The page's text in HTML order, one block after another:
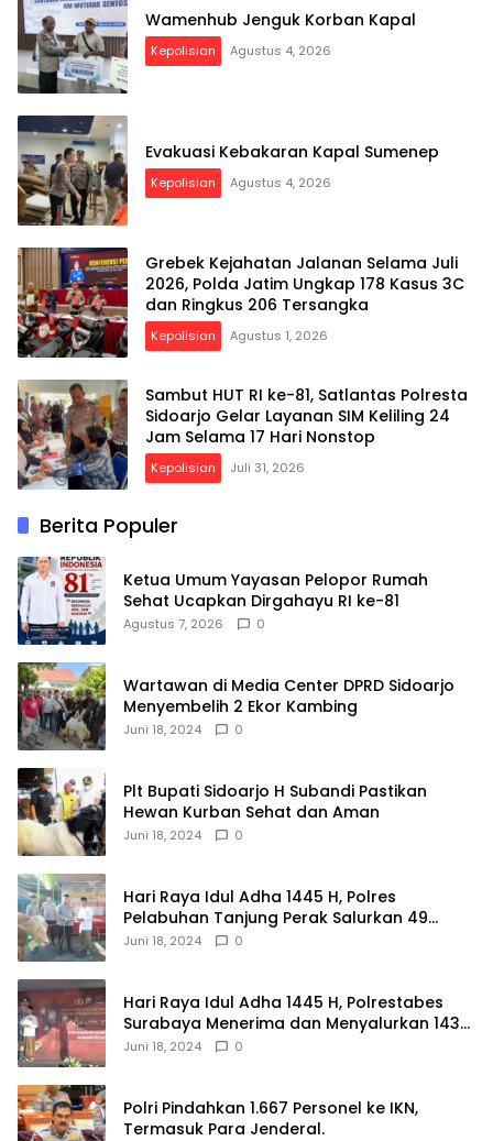
Wamenhub Jenguk Korban Kapal
Kepolisian Agustus 4, 2026
Evakuasi Kebakaran Kapal Sumenep
Kepolisian Agustus 4, 2026
Grebek Kejahatan Jalanan Selama Juli
2026, Polda Jatim Ungkap 178 Kasus 3C
dan Ringkus 206 Tersangka
Kepolisian Agustus 1, 2026
Sambut HUT RI ke-81, Satlantas Polresta
Sidoarjo Gelar Layanan SIM Keliling 24
Jam Selama 17 Hari Nonstop
Kepolisian Juli 31, 2026
Berita Populer
Ketua Umum Yayasan Pelopor Rumah
Sehat Ucapkan Dirgahayu RI ke-81
Agustus 7, 2026 0
Wartawan di Media Center DPRD Sidoarjo
Menyembelih 2 Ekor Kambing
Juni 18, 2024 0
Plt Bupati Sidoarjo H Subandi Pastikan
Hewan Kurban Sehat dan Aman
Juni 18, 2024 0
Hari Raya Idul Adha 1445 H, Polres
Pelabuhan Tanjung Perak Salurkan 49
Hewan Korban.
Juni 18, 2024 0
Hari Raya Idul Adha 1445 H, Polrestabes
Surabaya Menerima dan Menyalurkan 143
Hewan Kurban
Juni 18, 2024 0
Polri Pindahkan 1.667 Personel ke IKN,
Termasuk Para Jenderal.